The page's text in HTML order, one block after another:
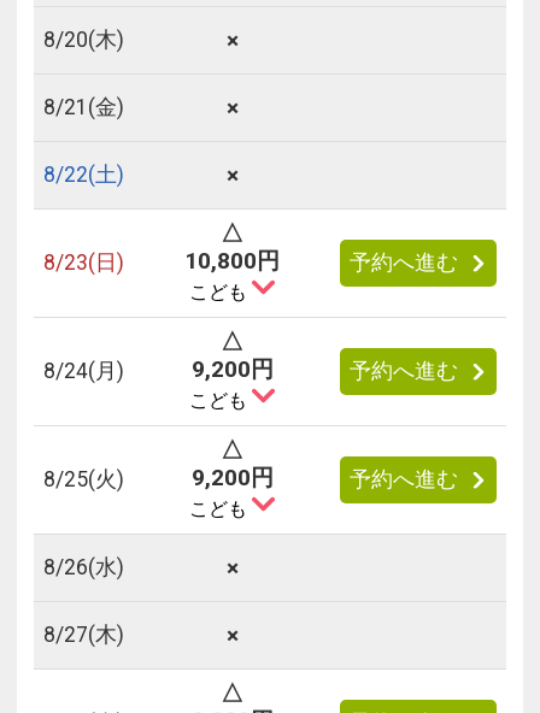
8/20(木) ×
8/21 (金) ×
8/22(土) ×
8/23(日)
△
10,800円
こども
予約へ進む
8/24(月)
△
9,200円
こども
予約へ進む
8/25(火)
△
9,200円
こども
予約へ進む
8/26(水) ×
8/27(木) ×
△